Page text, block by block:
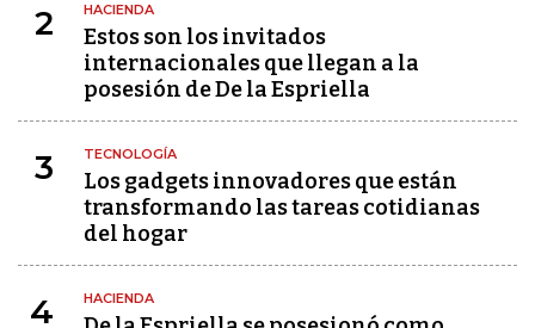
2 HACIENDA
Estos son los invitados
internacionales que llegan a la
posesión de De la Espriella
3 TECNOLOGÍA
Los gadgets innovadores que están
transformando las tareas cotidianas
del hogar
4 HACIENDA